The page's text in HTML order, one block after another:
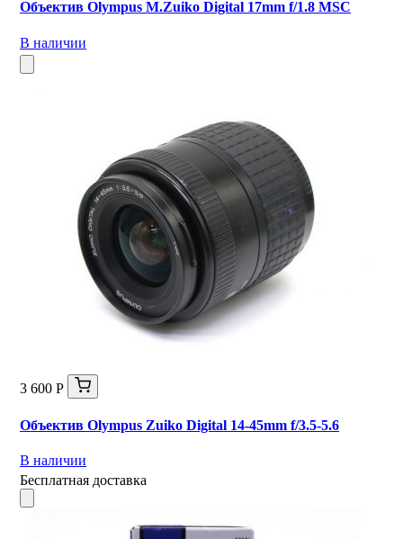
Объектив Olympus M.Zuiko Digital 17mm f/1.8 MSC
В наличии
3 600 Р
Объектив Olympus Zuiko Digital 14-45mm f/3.5-5.6
В наличии
Бесплатная доставка